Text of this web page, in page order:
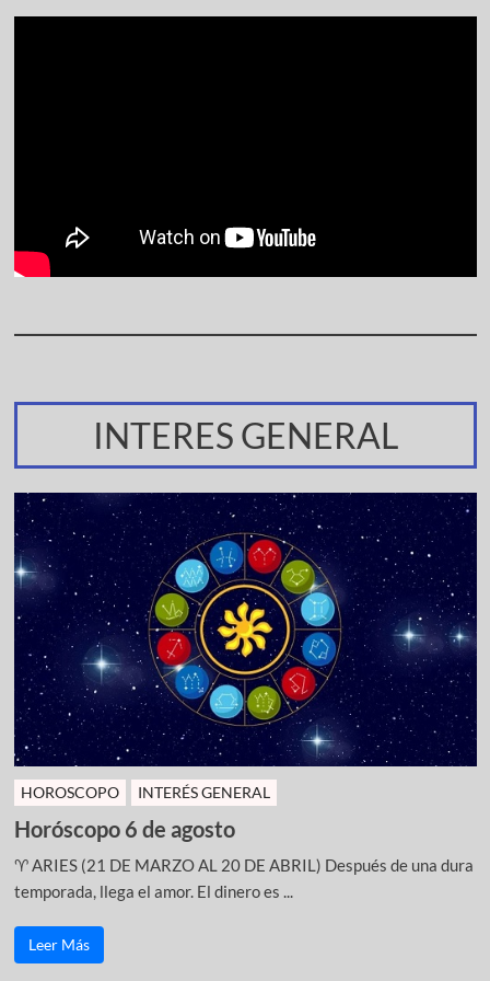
INTERES GENERAL
HOROSCOPO INTERÉS GENERAL
Horóscopo 6 de agosto
♈ ARIES (21 DE MARZO AL 20 DE ABRIL) Después de una dura
temporada, llega el amor. El dinero es ...
Leer Más